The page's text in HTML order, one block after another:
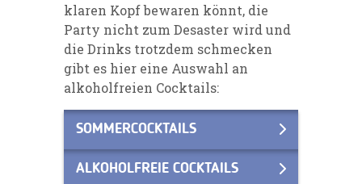
klaren Kopf bewaren könnt, die
Party nicht zum Desaster wird und
die Drinks trotzdem schmecken
gibt es hier eine Auswahl an
alkoholfreien Cocktails:
SOMMERCOCKTAILS
ALKOHOLFREIE COCKTAILS